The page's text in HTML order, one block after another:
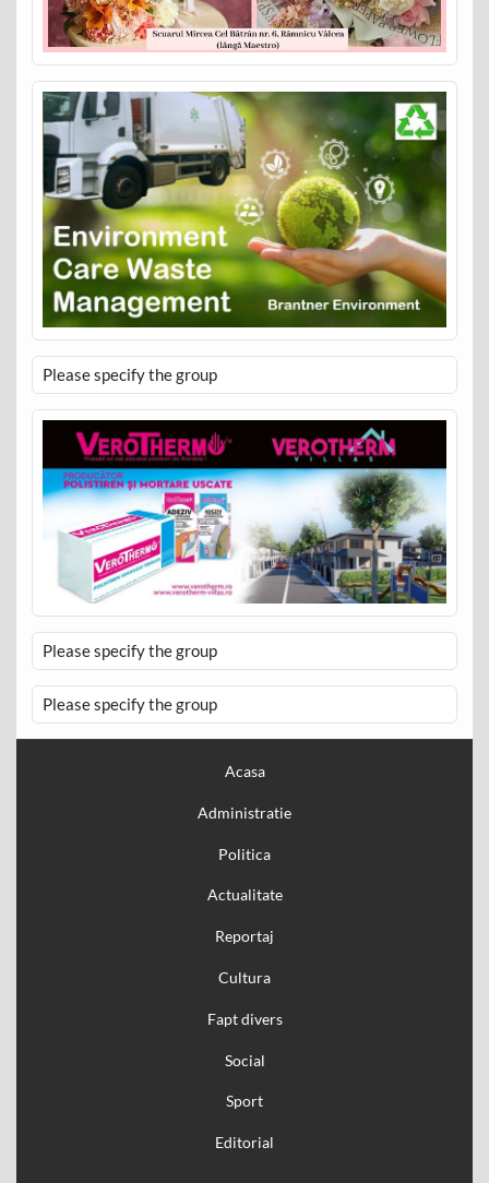
Please specify the group
Please specify the group
Please specify the group
Acasa
Administratie
Politica
Actualitate
Reportaj
Cultura
Fapt divers
Social
Sport
Editorial